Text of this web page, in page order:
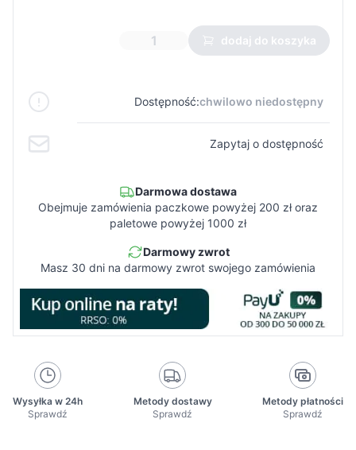
dodaj do koszyka
Dostępność:chwilowo niedostępny
Zapytaj o dostępność
Darmowa dostawa
Obejmuje zamówienia paczkowe powyżej 200 zł oraz
paletowe powyżej 1000 zł
Darmowy zwrot
Masz 30 dni na darmowy zwrot swojego zamówienia
Wysyłka w 24h
Sprawdź
Metody dostawy
Sprawdź
Metody płatności
Sprawdź